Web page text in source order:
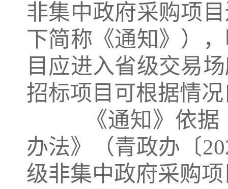
非集中政府采购项
下简称《通知》）
目应进入省级交易
招标项目可根据情
《通知》依据
办法》（青政办〔
级非集中政府采购